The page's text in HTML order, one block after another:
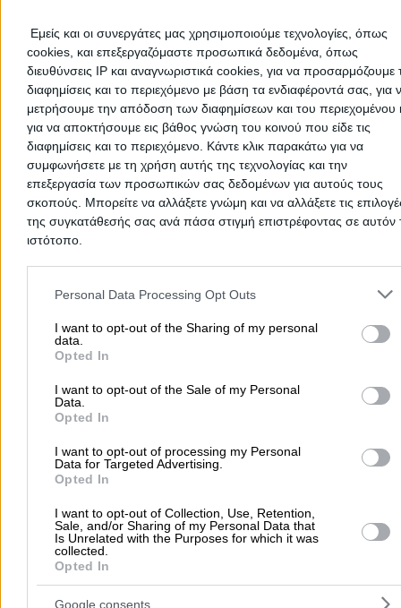
Εμείς και οι συνεργάτες μας χρησιμοποιούμε τεχνολογίες, όπως
cookies, και επεξεργαζόμαστε προσωπικά δεδομένα, όπως
διευθύνσεις IP και αναγνωριστικά cookies, για να προσαρμόζουμε
διαφημίσεις και το περιεχόμενο με βάση τα ενδιαφέροντά σας, για
μετρήσουμε την απόδοση των διαφημίσεων και του περιεχομένου
για να αποκτήσουμε εις βάθος γνώση του κοινού που είδε τις
διαφημίσεις και το περιεχόμενο. Κάντε κλικ παρακάτω για να
συμφωνήσετε με τη χρήση αυτής της τεχνολογίας και την
επεξεργασία των προσωπικών σας δεδομένων για αυτούς τους
σκοπούς. Μπορείτε να αλλάξετε γνώμη και να αλλάξετε τις
της συγκατάθεσής σας ανά πάσα στιγμή επιστρέφοντας σε αυτόν
ιστότοπο.
Please note that this website/app uses one or more Google
and may gather and store information including but not limited to
to Google and its third-party tags to use your data for below
purposes in below Google consent section.
Personal Data Processing Opt Outs
I want to opt-out of the Sharing of my personal
data.
Opted In
I want to opt-out of the Sale of my Personal
Data.
Opted In
I want to opt-out of processing my Personal
Data for Targeted Advertising.
Opted In
I want to opt-out of Collection, Use, Retention,
Sale, and/or Sharing of my Personal Data that
Is Unrelated with the Purposes for which it was
collected.
Opted In
Google consents
2310435507 Website
ΧΟΒΑΡΔΑ Α. ΕΛΕΝΗ MD MSC
Δερματολόγος – Αφροδισιολόγος
Δερματολόγοι - Αφροδισιολόγοι
2310412313 Website
ΤΣΙΚΕΛΟΥΔΗ ΜΑΡΙΑ
Πολυετής Εμπειρία στο Λονδίνο - Σύγχρονα
στον Το ...
Δερματολόγοι - Αφροδισιολόγοι